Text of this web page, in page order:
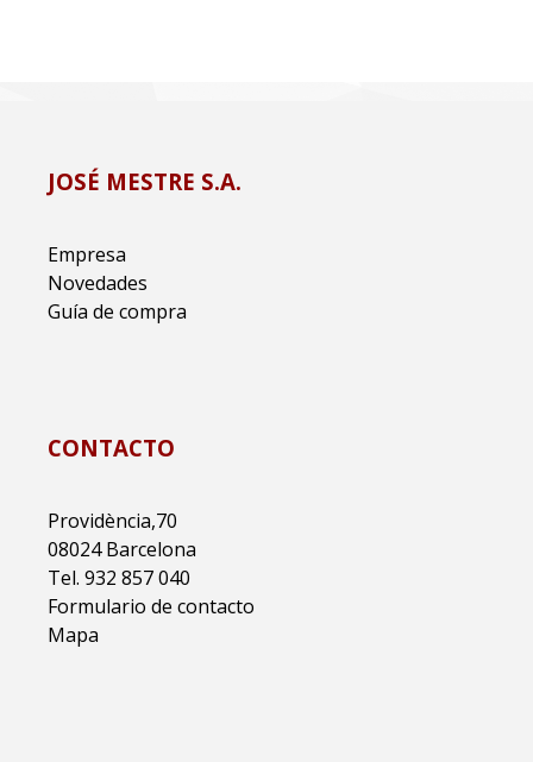
JOSÉ MESTRE S.A.
Empresa
Novedades
Guía de compra
CONTACTO
Providència,70
08024 Barcelona
Tel. 932 857 040
Formulario de contacto
Mapa